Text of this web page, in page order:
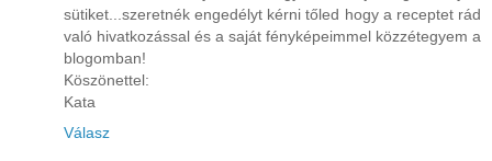
sütiket...szeretnék engedélyt kérni tőled hogy a receptet rád
való hivatkozással és a saját fényképeimmel közzétegyem a
blogomban!
Köszönettel:
Kata
Válasz